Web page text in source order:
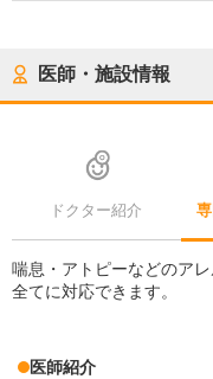
医師・施設情報
ドクター紹介
喘息・アトピーなどのア
全てに対応できます。
医師紹介